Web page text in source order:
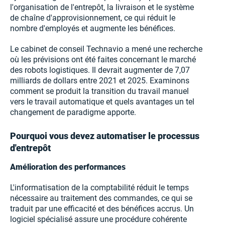
l'organisation de l'entrepôt, la livraison et le système
de chaîne d'approvisionnement, ce qui réduit le
nombre d'employés et augmente les bénéfices.
Le cabinet de conseil Technavio a mené une recherche
où les prévisions ont été faites concernant le marché
des robots logistiques. Il devrait augmenter de 7,07
milliards de dollars entre 2021 et 2025. Examinons
comment se produit la transition du travail manuel
vers le travail automatique et quels avantages un tel
changement de paradigme apporte.
Pourquoi vous devez automatiser le processus
d'entrepôt
Amélioration des performances
L'informatisation de la comptabilité réduit le temps
nécessaire au traitement des commandes, ce qui se
traduit par une efficacité et des bénéfices accrus. Un
logiciel spécialisé assure une procédure cohérente